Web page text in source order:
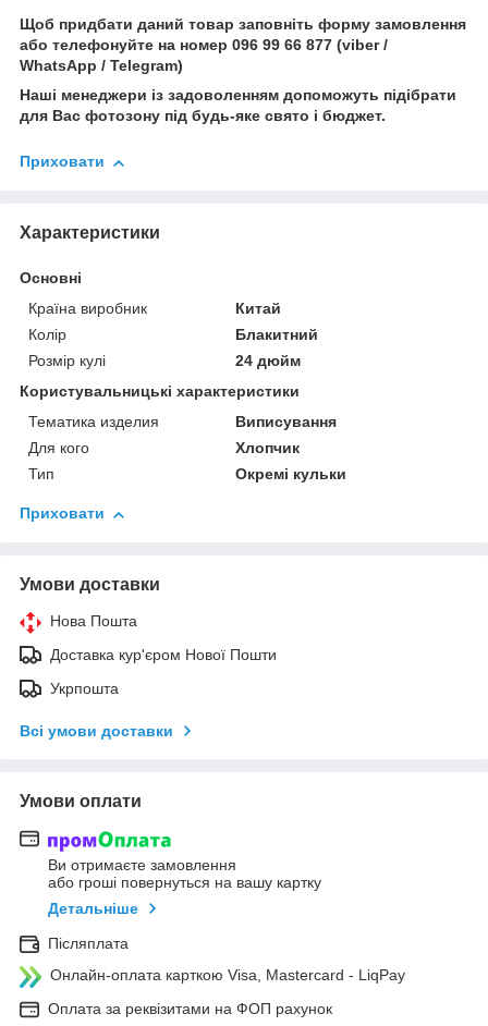
Щоб придбати даний товар заповніть форму замовлення
або телефонуйте на номер 096 99 66 877 (viber /
WhatsApp / Telegram)
Наші менеджери із задоволенням допоможуть підібрати
для Вас фотозону під будь-яке свято і бюджет.
Приховати
Характеристики
Основні
Країна виробник
Китай
Колір
Блакитний
Розмір кулі
24 дюйм
Користувальницькі характеристики
Тематика изделия
Виписування
Для кого
Хлопчик
Тип
Окремі кульки
Приховати
Умови доставки
Нова Пошта
Доставка кур'єром Нової Пошти
Укрпошта
Всі умови доставки
Умови оплати
Ви отримаєте замовлення
або гроші повернуться на вашу картку
Детальніше
Післяплата
Онлайн-оплата карткою Visa, Mastercard - LiqPay
Оплата за реквізитами на ФОП рахунок